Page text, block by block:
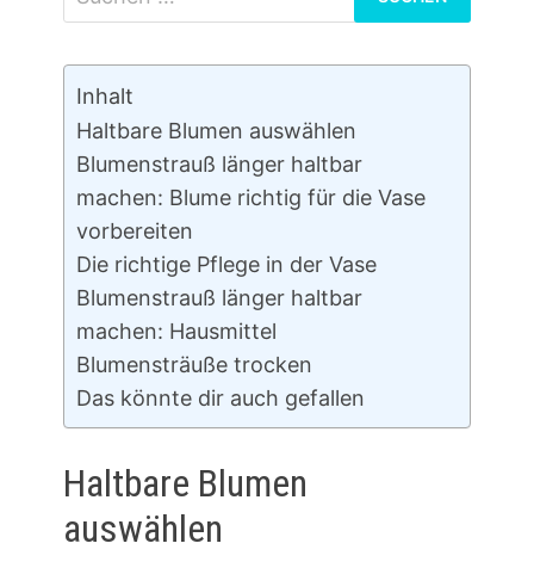
nach:
Inhalt
Haltbare Blumen auswählen
Blumenstrauß länger haltbar
machen: Blume richtig für die Vase
vorbereiten
Die richtige Pflege in der Vase
Blumenstrauß länger haltbar
machen: Hausmittel
Blumensträuße trocken
Das könnte dir auch gefallen
Haltbare Blumen
auswählen